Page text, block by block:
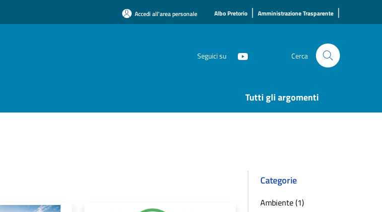
Accedi all'area personale Albo Pretorio | Amministrazione Trasparente |
Seguici su Cerca
Tutti gli argomenti
Categorie
Ambiente (1)